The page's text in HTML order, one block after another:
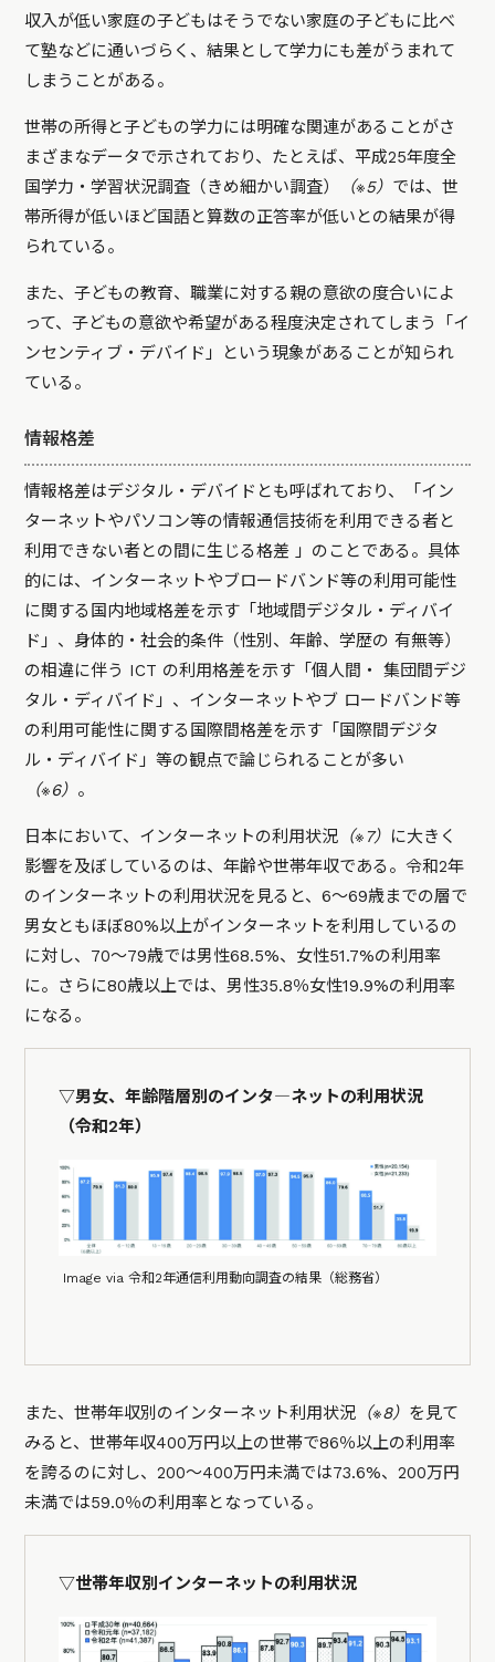
収入が低い家庭の子どもはそうでない家庭の子どもに比べ
て塾などに通いづらく、結果として学力にも差がうまれて
しまうことがある。
世帯の所得と子どもの学力には明確な関連があることがさ
まざまなデータで示されており、たとえば、平成25年度全
国学力・学習状況調査（きめ細かい調査）
（※5） では、世
帯所得が低いほど国語と算数の正答率が低いとの結果が得
られている。
また、子どもの教育、職業に対する親の意欲の度合いによ
って、子どもの意欲や希望がある程度決定されてしまう「イ
ンセンティブ・デバイド」という現象があることが知られ
ている。
情報格差
情報格差はデジタル・デバイドとも呼ばれており、「イン
ターネットやパソコン等の情報通信技術を利用できる者と
利用できない者との間に生じる格差 」のことである。具体
的には、インターネットやブロードバンド等の利用可能性
に関する国内地域格差を示す「地域間デジタル・ディバイ
ド」、身体的・社会的条件（性別、年齢、学歴の 有無等）
の相違に伴う ICT の利用格差を示す「個人間・ 集団間デジ
タル・ディバイド」、インターネットやブ ロードバンド等
の利用可能性に関する国際間格差を示す「国際間デジタ
ル・ディバイド」等の観点で論じられることが多い
（※6） 。
日本において、インターネットの利用状況 （※7） に大きく
影響を及ぼしているのは、年齢や世帯年収である。令和2年
のインターネットの利用状況を見ると、6～69歳までの層で
男女ともほぼ80%以上がインターネットを利用しているの
に対し、70～79歳では男性68.5%、女性51.7%の利用率
に。さらに80歳以上では、男性35.8％女性19.9%の利用率
になる。
▽男女、年齢階層別のインタ―ネットの利用状況
（令和2年）
Image via 令和2年通信利用動向調査の結果（総務省）
また、世帯年収別のインターネット利用状況 （※8） を見て
みると、世帯年収400万円以上の世帯で86％以上の利用率
を誇るのに対し、200～400万円未満では73.6%、200万円
未満では59.0％の利用率となっている。
▽世帯年収別インターネットの利用状況